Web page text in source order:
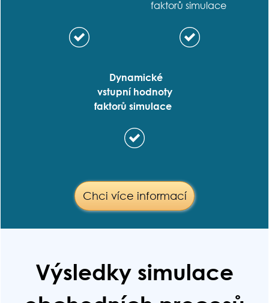
faktorů simulace
Dynamické
vstupní hodnoty
faktorů simulace
Chci více informací
Výsledky simulace